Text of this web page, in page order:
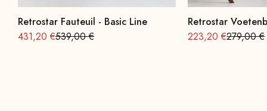
Retrostar Fauteuil - Basic Line
Aanbieding vanaf
431,20 €Normale
539,00 €
Retrostar
Aanbieding vanaf
223,20 €Normale
279,00 €